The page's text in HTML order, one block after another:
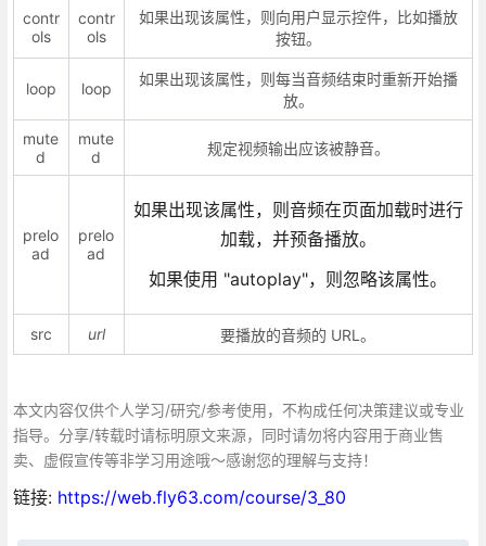
contr
ols
contr
ols
如果出现该属性，则向用户显示控件，比如播放
按钮。
loop loop
如果出现该属性，则每当音频结束时重新开始播
放。
mute
d
mute
d
规定视频输出应该被静音。
prelo
ad
prelo
ad
如果出现该属性，则音频在页面加载时进行
加载，并预备播放。
如果使用 "autoplay"，则忽略该属性。
src url 要播放的音频的 URL。
本文内容仅供个人学习/研究/参考使用，不构成任何决策建议或专业
指导。分享/转载时请标明原文来源，同时请勿将内容用于商业售
卖、虚假宣传等非学习用途哦～感谢您的理解与支持！
链接: https://web.fly63.com/course/3_80